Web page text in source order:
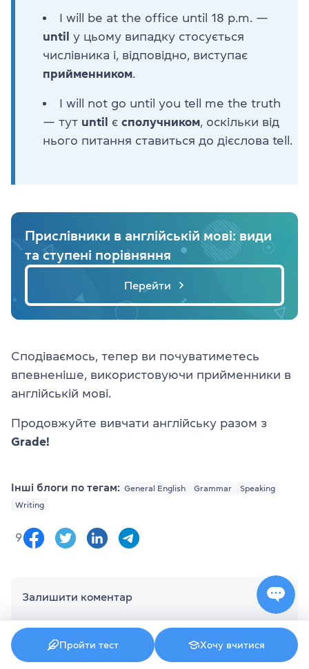
I will be at the office until 18 p.m. —
until
у цьому випадку стосується
числівника і, відповідно, виступає
прийменником.
I will not go until you tell me the truth
— тут until є сполучником, оскільки від
нього питання ставиться до дієслова tell.
Прислівники в англійській мові: види
та ступені порівняння
Перейти
Сподіваємось, тепер ви почуватиметесь
впевненіше, використовуючи прийменники в
англійській мові.
Продовжуйте вивчати англійську разом з
Grade!
Інші блоги по тегам: General English Grammar
Speaking
Writing
9
Залишити коментар
Пройти тест Хочу вчитися